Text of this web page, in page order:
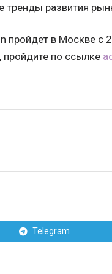
тренды развития
пройдет в Москве с
по ссылке
Telegram